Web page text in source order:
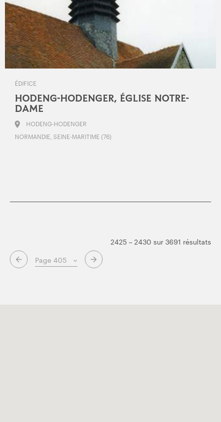
ÉDIFICE
HODENG-HODENGER, ÉGLISE NOTRE-
DAME
HODENG-HODENGER
NORMANDIE, SEINE-MARITIME (76)
Page suivante
2425 – 2430 sur 3691 résultats